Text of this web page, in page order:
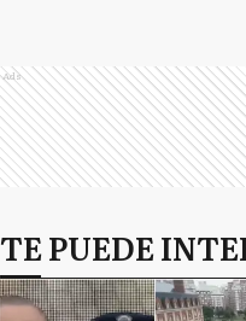
Ads
TE PUEDE